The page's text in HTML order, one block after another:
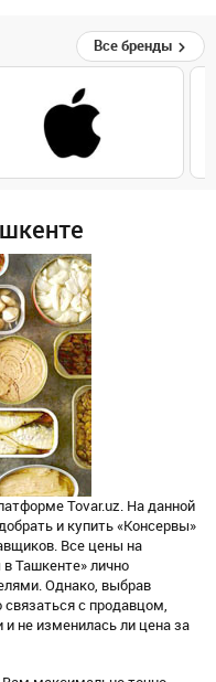
Все бренды
Tovar.uz. На данной
и купить «Консервы»
Все цены на
Ташкенте» лично
Однако, выбрав
с продавцом,
и не изменилась ли цена за